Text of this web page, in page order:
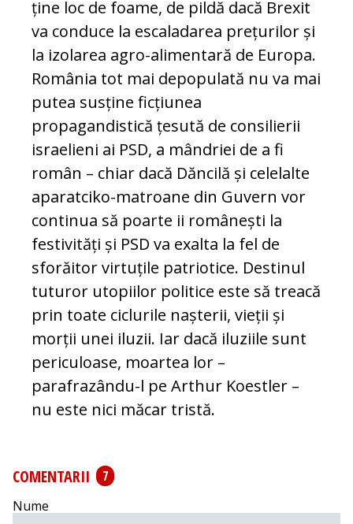
ține loc de foame, de pildă dacă Brexit
va conduce la escaladarea prețurilor și
la izolarea agro-alimentară de Europa.
România tot mai depopulată nu va mai
putea susține ficțiunea
propagandistică țesută de consilierii
israelieni ai PSD, a mândriei de a fi
român – chiar dacă Dăncilă și celelalte
aparatciko-matroane din Guvern vor
continua să poarte ii românești la
festivități și PSD va exalta la fel de
sforăitor virtuțile patriotice. Destinul
tuturor utopiilor politice este să treacă
prin toate ciclurile nașterii, vieții și
morții unei iluzii. Iar dacă iluziile sunt
periculoase, moartea lor –
parafrazându-l pe Arthur Koestler –
nu este nici măcar tristă.
COMENTARII
7
Nume